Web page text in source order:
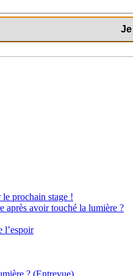
prochain stage !
après avoir touché la lumière ?
l’espoir